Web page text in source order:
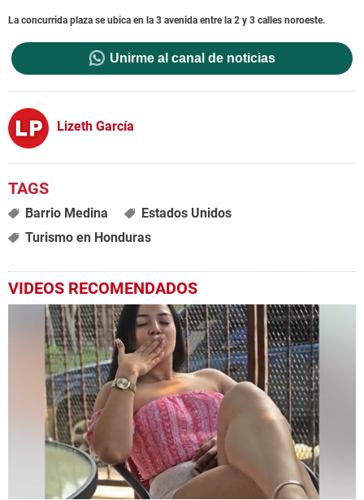
La concurrida plaza se ubica en la 3 avenida entre la 2 y 3 calles noroeste.
Unirme al canal de noticias
Lizeth García
Barrio Medina
Estados Unidos
Turismo en Honduras
VIDEOS RECOMENDADOS